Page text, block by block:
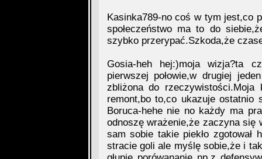
Kasinka789-no coś w tym jest,co
społeczeństwo ma to do
szybko przerypać.Szkoda,że
Gosia-heh hej:)moja wizja?ta
pierwszej połowie,w drugiej
zbliżona do
remont,bo to,co ukazuje ostatnio
Boruca-hehe nie no każdy ma
odnoszę wrażenie,że zaczyna się
sam sobie takie piekło zgotował
stracie goli ale myślę sobie,że i